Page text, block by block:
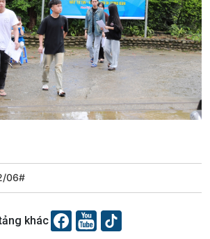
Video
Infographic
E-Magazine
06#
khác